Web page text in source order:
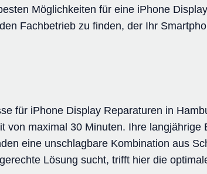
Möglichkeiten für eine iPhone
Fachbetrieb zu finden, der Ihr
für iPhone Display Reparaturen in
von maximal 30 Minuten. Ihre langjährige
eine unschlagbare Kombination aus
Lösung sucht, trifft hier die